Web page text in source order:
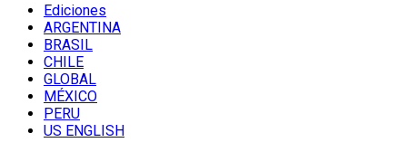
Ediciones
ARGENTINA
BRASIL
CHILE
GLOBAL
MÉXICO
PERU
US ENGLISH